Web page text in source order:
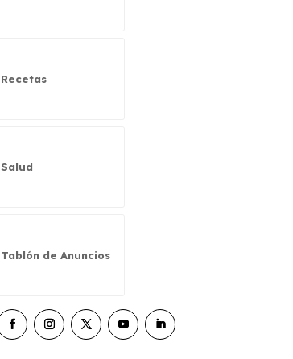
Recetas
Salud
Tablón de Anuncios